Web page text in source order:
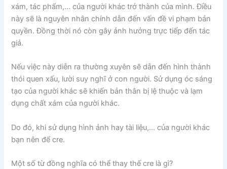
xám, tác phẩm,… của người khác trở thành của mình. Điều
này sẽ là nguyên nhân chính dẫn đến vấn đề vi phạm bản
quyền. Đồng thời nó còn gây ảnh hưởng trực tiếp đến tác
giả.
Nếu việc này diễn ra thường xuyên sẽ dẫn đến hình thành
thói quen xấu, lười suy nghĩ ở con người. Sử dụng óc sáng
tạo của người khác sẽ khiến bản thân bị lệ thuộc và lạm
dụng chất xám của người khác.
Do đó, khi sử dụng hình ảnh hay tài liệu,… của người khác
bạn nên để cre.
Một số từ đồng nghĩa có thể thay thế cre là gì?